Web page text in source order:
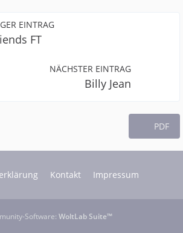
EINTRAG
FT
NÄCHSTER EINTRAG
Billy Jean
PDF
Kontakt Impressum
Software: WoltLab Suite™